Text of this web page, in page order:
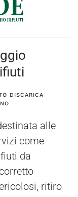
DISCARICA
alle
come
da
ritiro